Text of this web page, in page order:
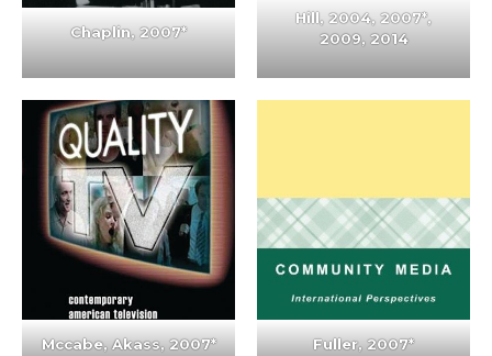
Chaplin, 2007*
Hill, 2004, 2007*,
2009, 2014
Mccabe, Akass, 2007* Fuller, 2007*